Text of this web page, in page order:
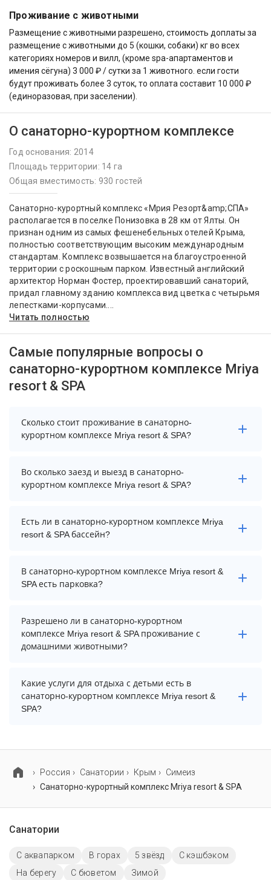
Проживание с животными
Размещение с животными разрешено, стоимость доплаты за
размещение с животными до 5 (кошки, собаки) кг во всех
категориях номеров и вилл, (кроме spa-апартаментов и
имения сёгуна) 3 000 ₽ / сутки за 1 животного. если гости
будут проживать более 3 суток, то оплата составит 10 000 ₽
(единоразовая, при заселении).
О санаторно-курортном комплексе
Год основания: 2014
Площадь территории: 14 га
Общая вместимость: 930 гостей
Санаторно-курортный комплекс «Мрия Резорт&amp;СПА»
располагается в поселке Понизовка в 28 км от Ялты. Он
признан одним из самых фешенебельных отелей Крыма,
полностью соответствующим высоким международным
стандартам. Комплекс возвышается на благоустроенной
территории с роскошным парком. Известный английский
архитектор Норман Фостер, проектировавший санаторий,
придал главному зданию комплекса вид цветка с четырьмя
лепестками-корпусами....
Читать полностью
Самые популярные вопросы о
санаторно-курортном комплексе Mriya
resort & SPA
Сколько стоит проживание в санаторно-
курортном комплексе Mriya resort & SPA?
Стоимость проживания в санаторно-курортном
комплексе Mriya resort & SPA начинается от 37860
гостей.
Во сколько заезд и выезд в санаторно-
курортном комплексе Mriya resort & SPA?
Заезд возможен после 14:00, а выезд необходимо
осуществить до 12:00.
Есть ли в санаторно-курортном комплексе Mriya
resort & SPA бассейн?
Да. Всего на территории санаторно-курортного
комплекса Mriya resort & SPA бассейнов: 3. А именно:
можете уточнить по телефону у менеджера.
В санаторно-курортном комплексе Mriya resort &
SPA есть парковка?
В санаторно-курортном комплексе Mriya resort & SPA
есть парковка, уточните информацию перед
бронированием у менеджера, возможно, услуга
Разрешено ли в санаторно-курортном
комплексе Mriya resort & SPA проживание с
домашними животными?
Проживание с домашними животными запрещено.
Какие услуги для отдыха с детьми есть в
санаторно-курортном комплексе Mriya resort &
SPA?
детская площадка, игровая комната, няня / услуги по
уходу за детьми и детский клуб. Также на территории
есть детский бассейн.
Россия Санатории Крым
Симеиз
Санаторно-курортный комплекс Mriya resort & SPA
Санатории
С аквапарком В горах 5 звёзд
С кэшбэком
На берегу
С бюветом
Зимой